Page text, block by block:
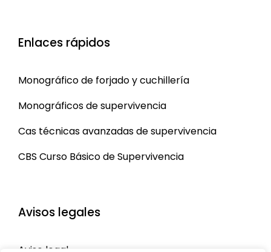
Enlaces rápidos
Monográfico de forjado y cuchillería
Monográficos de supervivencia
Cas técnicas avanzadas de supervivencia
CBS Curso Básico de Supervivencia
Avisos legales